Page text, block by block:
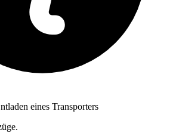
eines Transporters